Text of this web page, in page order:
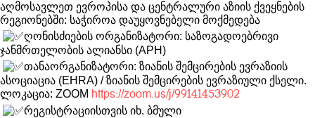
აღმოსავლეთ ევროპისა და ცენტრალური აზიის ქვეყნების
რეგიონებში: საჭიროა დაუყოვნებელი მოქმედება
ღონისძიების ორგანიზატორი: საზოგადოებრივი
ჯანმრთელობის ალიანსი (APH)
თანაორგანიზატორი: ზიანის შემცირების ევრაზიის
ასოციაცია (EHRA) / ზიანის შემცირების ევრაზიული ქსელი.
ლოკაცია: ZOOM https://zoom.us/j/99141453902
რეგისტრაციისთვის იხ. ბმული